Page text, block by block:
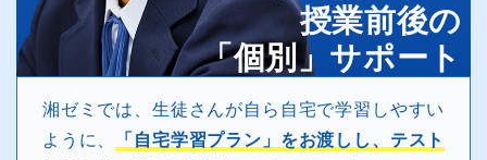
授業前後の
「個別」サポート
湘ゼミでは、生徒さんが自ら自宅で学習しやすい
ように、
「自宅学習プラン」をお渡しし、テスト